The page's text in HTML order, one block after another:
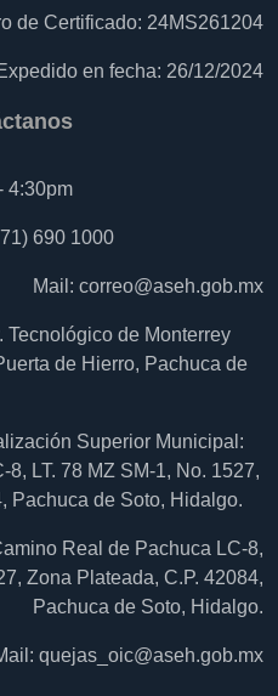
de Certificado: 24MS261204
en fecha: 26/12/2024
4:30pm
690 1000
Mail: correo@aseh.gob.mx
Tecnológico de Monterrey
de Hierro, Pachuca de
Superior Municipal:
LT. 78 MZ SM-1, No. 1527,
Pachuca de Soto, Hidalgo.
Real de Pachuca LC-8,
Zona Plateada, C.P. 42084,
Pachuca de Soto, Hidalgo.
quejas_oic@aseh.gob.mx